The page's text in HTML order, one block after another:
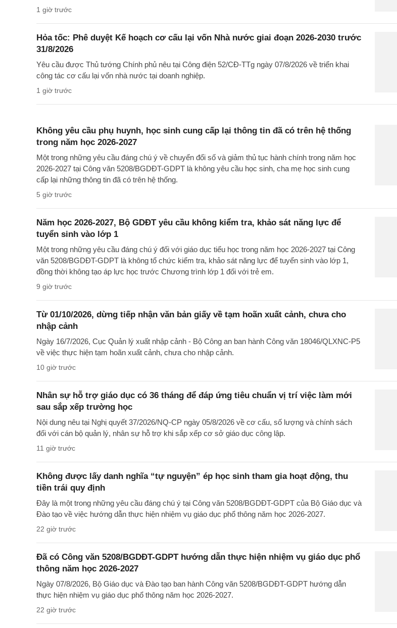
1 giờ trước
Hỏa tốc: Phê duyệt Kế hoạch cơ cấu lại vốn Nhà nước giai đoạn 2026-2030 trước
31/8/2026
Yêu cầu được Thủ tướng Chính phủ nêu tại Công điện 52/CĐ-TTg ngày 07/8/2026 về triển khai
công tác cơ cấu lại vốn nhà nước tại doanh nghiệp.
1 giờ trước
Không yêu cầu phụ huynh, học sinh cung cấp lại thông tin đã có trên hệ thống
trong năm học 2026-2027
Một trong những yêu cầu đáng chú ý về chuyển đổi số và giảm thủ tục hành chính trong năm học
2026-2027 tại Công văn 5208/BGDĐT-GDPT là không yêu cầu học sinh, cha mẹ học sinh cung
cấp lại những thông tin đã có trên hệ thống.
5 giờ trước
Năm học 2026-2027, Bộ GDĐT yêu cầu không kiểm tra, khảo sát năng lực để
tuyển sinh vào lớp 1
Một trong những yêu cầu đáng chú ý đối với giáo dục tiểu học trong năm học 2026-2027 tại Công
văn 5208/BGDĐT-GDPT là không tổ chức kiểm tra, khảo sát năng lực để tuyển sinh vào lớp 1,
đồng thời không tạo áp lực học trước Chương trình lớp 1 đối với trẻ em.
9 giờ trước
Từ 01/10/2026, dừng tiếp nhận văn bản giấy về tạm hoãn xuất cảnh, chưa cho
nhập cảnh
Ngày 16/7/2026, Cục Quản lý xuất nhập cảnh - Bộ Công an ban hành Công văn 18046/QLXNC-P5
về việc thực hiện tạm hoãn xuất cảnh, chưa cho nhập cảnh.
10 giờ trước
Nhân sự hỗ trợ giáo dục có 36 tháng để đáp ứng tiêu chuẩn vị trí việc làm mới
sau sắp xếp trường học
Nội dung nêu tại Nghị quyết 37/2026/NQ-CP ngày 05/8/2026 về cơ cấu, số lượng và chính sách
đối với cán bộ quản lý, nhân sự hỗ trợ khi sắp xếp cơ sở giáo dục công lập.
11 giờ trước
Không được lấy danh nghĩa “tự nguyện” ép học sinh tham gia hoạt động, thu
tiền trái quy định
Đây là một trong những yêu cầu đáng chú ý tại Công văn 5208/BGDĐT-GDPT của Bộ Giáo dục và
Đào tạo về việc hướng dẫn thực hiện nhiệm vụ giáo dục phổ thông năm học 2026-2027.
22 giờ trước
Đã có Công văn 5208/BGDĐT-GDPT hướng dẫn thực hiện nhiệm vụ giáo dục phổ
thông năm học 2026-2027
Ngày 07/8/2026, Bộ Giáo dục và Đào tạo ban hành Công văn 5208/BGDĐT-GDPT hướng dẫn
thực hiện nhiệm vụ giáo dục phổ thông năm học 2026-2027.
22 giờ trước